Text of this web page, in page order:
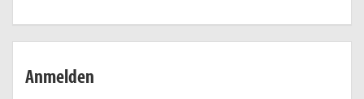
Anmelden